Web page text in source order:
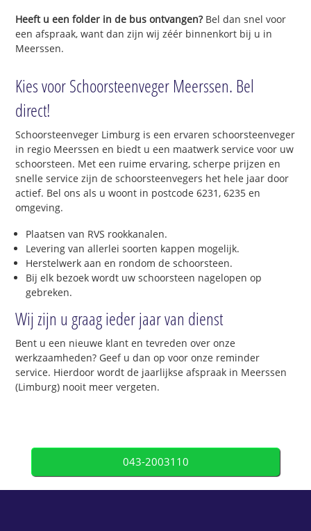
Heeft u een folder in de bus ontvangen?Bel dan snel voor
een afspraak, want dan zijn wij zéér binnenkort bij u in
Meerssen.
Kies voor Schoorsteenveger Meerssen. Bel
direct!
Schoorsteenveger Limburg is een ervaren schoorsteenveger
in regio Meerssen en biedt u een maatwerk service voor uw
schoorsteen. Met een ruime ervaring, scherpe prijzen en
snelle service zijn de schoorsteenvegers het hele jaar door
actief. Bel ons als u woont in postcode 6231, 6235 en
omgeving.
Plaatsen van RVS rookkanalen.
Levering van allerlei soorten kappen mogelijk.
Herstelwerk aan en rondom de schoorsteen.
Bij elk bezoek wordt uw schoorsteen nagelopen op
gebreken.
Wij zijn u graag ieder jaar van dienst
Bent u een nieuwe klant en tevreden over onze
werkzaamheden? Geef u dan op voor onze reminder
service. Hierdoor wordt de jaarlijkse afspraak in Meerssen
(Limburg) nooit meer vergeten.
043-2003110